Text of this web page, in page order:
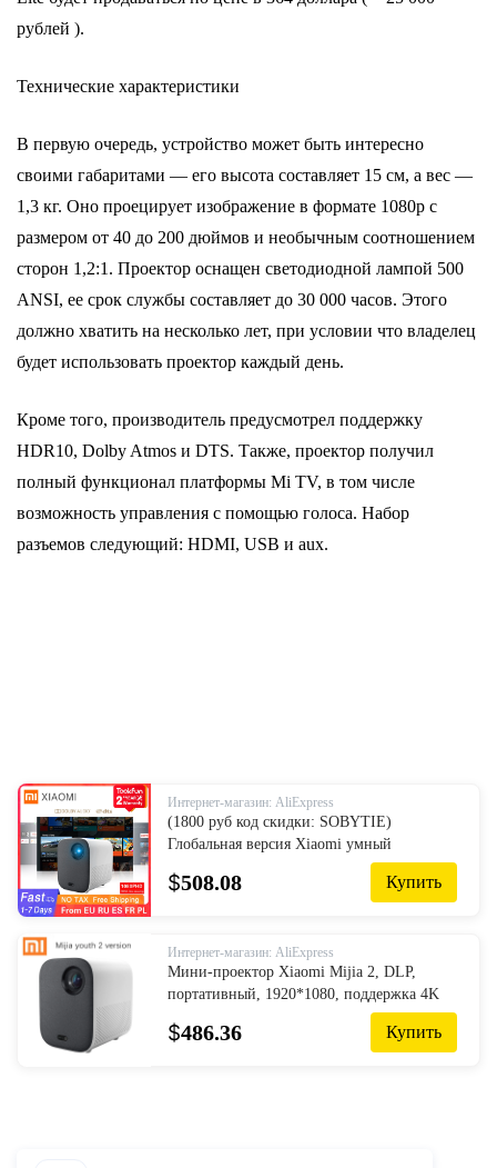
рублей ).
Технические характеристики
В первую очередь, устройство может быть интересно
своими габаритами — его высота составляет 15 см, а вес —
1,3 кг. Оно проецирует изображение в формате 1080p с
размером от 40 до 200 дюймов и необычным соотношением
сторон 1,2:1. Проектор оснащен светодиодной лампой 500
ANSI, ее срок службы составляет до 30 000 часов. Этого
должно хватить на несколько лет, при условии что владелец
будет использовать проектор каждый день.
Кроме того, производитель предусмотрел поддержку
HDR10, Dolby Atmos и DTS. Также, проектор получил
полный функционал платформы Mi TV, в том числе
возможность управления с помощью голоса. Набор
разъемов следующий: HDMI, USB и aux.